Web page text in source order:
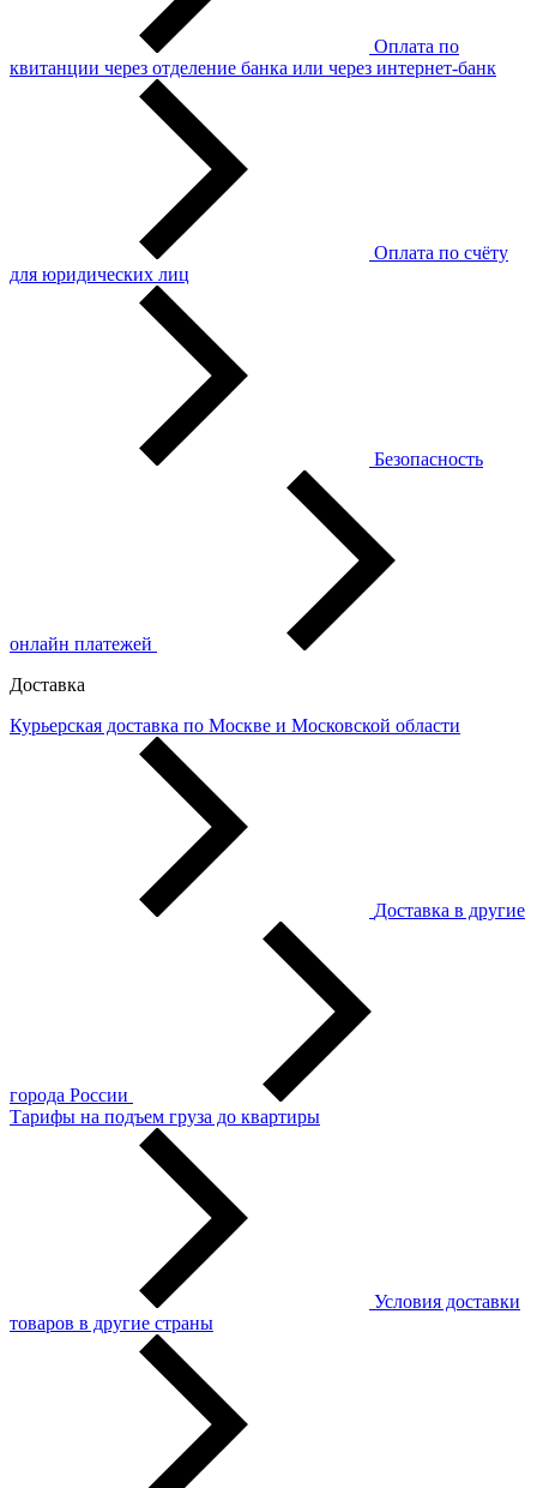
Оплата по
квитанции через отделение банка или через интернет-банк
Оплата по счёту
для юридических лиц
Безопасность
онлайн платежей
Доставка
Курьерская доставка по Москве и Московской области
Доставка в другие
города России
Тарифы на подъем груза до квартиры
Условия доставки
товаров в другие страны